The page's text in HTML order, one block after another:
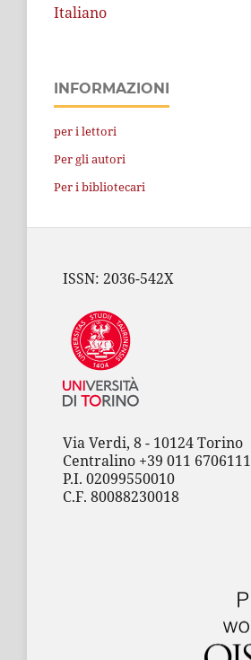
Italiano
INFORMAZIONI
per i lettori
Per gli autori
Per i bibliotecari
ISSN: 2036-542X
Via Verdi, 8 - 10124 Torino
Centralino +39 011 6706111
P.I. 02099550010
C.F. 80088230018